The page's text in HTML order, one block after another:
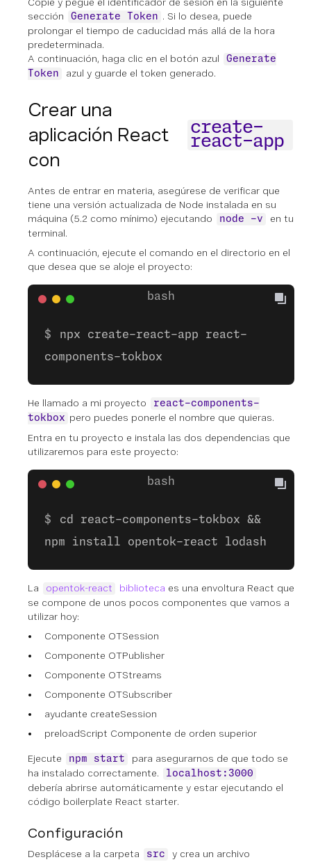
sección
Generate Token . Si lo desea, puede
prolongar el tiempo de caducidad más allá de la hora
predeterminada.
A continuación, haga clic en el botón azul
Generate
Token
azul y guarde el token generado.
Crear una
aplicación React
con
create-
react-app
Antes de entrar en materia, asegúrese de verificar que
tiene una versión actualizada de Node instalada en su
máquina (5.2 como mínimo) ejecutando
node -v
en tu
terminal.
A continuación, ejecute el comando en el directorio en el
que desea que se aloje el proyecto:
npx create-react-app react-
components-tokbox
He llamado a mi proyecto
react-components-
tokbox pero puedes ponerle el nombre que quieras.
Entra en tu proyecto e instala las dos dependencias que
utilizaremos para este proyecto:
cd react-components-tokbox &&
npm install opentok-react lodash
La opentok-react biblioteca es una envoltura React que
se compone de unos pocos componentes que vamos a
utilizar hoy:
Componente OTSession
Componente OTPublisher
Componente OTStreams
Componente OTSubscriber
ayudante createSession
preloadScript Componente de orden superior
Ejecute npm start
para asegurarnos de que todo se
ha instalado correctamente.
localhost:3000
debería abrirse automáticamente y estar ejecutando el
código boilerplate React starter.
Configuración
Desplácese a la carpeta src y crea un archivo